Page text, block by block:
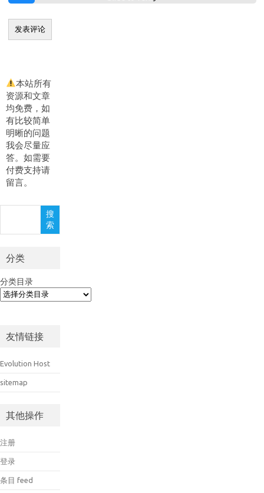
本站所有
资源和文章
均免费，如
有比较简单
明晰的问题
我会尽量应
答。如需要
付费支持请
留言。
搜
索
分类
分类目录
友情链接
Evolution Host
sitemap
其他操作
注册
登录
条目 feed